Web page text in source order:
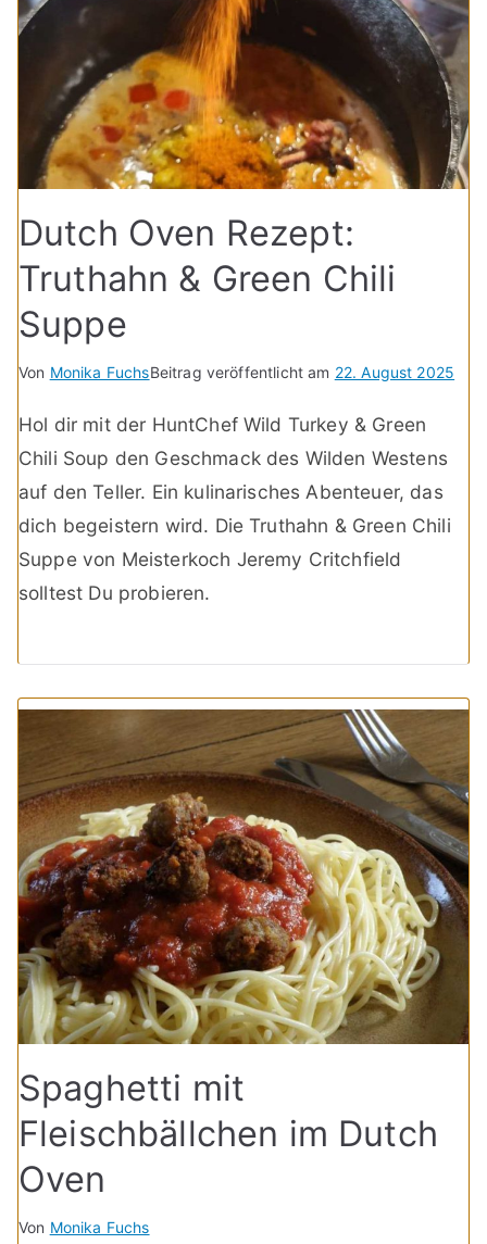
Dutch Oven Rezept:
Truthahn & Green Chili
Suppe
Von Monika FuchsBeitrag veröffentlicht am 22. August 2025
Hol dir mit der HuntChef Wild Turkey & Green
Chili Soup den Geschmack des Wilden Westens
auf den Teller. Ein kulinarisches Abenteuer, das
dich begeistern wird. Die Truthahn & Green Chili
Suppe von Meisterkoch Jeremy Critchfield
solltest Du probieren.
Spaghetti mit
Fleischbällchen im Dutch
Oven
Von Monika Fuchs